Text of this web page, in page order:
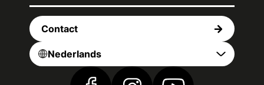
Contact
Nederlands